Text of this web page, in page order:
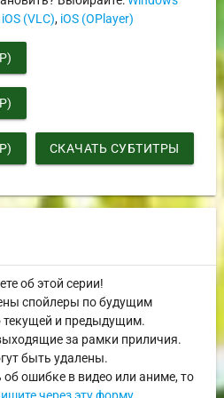
iOS (VLC), iOS (OPlayer)
СКАЧАТЬ СУБТИТРЫ
об этой серии!
спойлеры по будущим
текущей и предыдущим.
за рамки приличия.
быть удалены.
ошибке в видео или аниме, то
через эту форму